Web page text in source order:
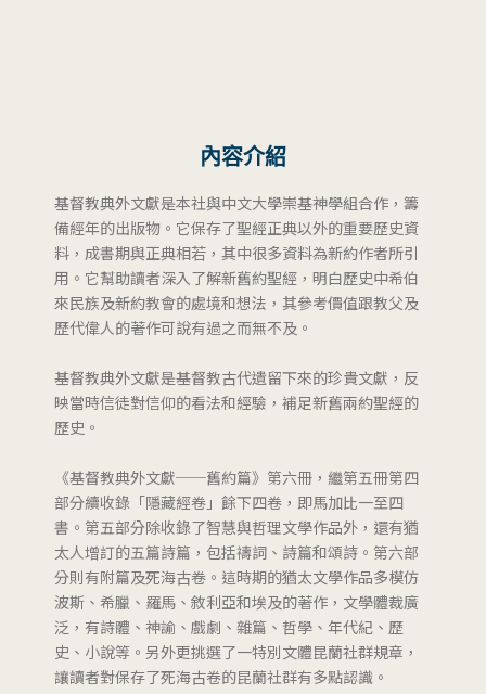
內容介紹
基督教典外文獻是本社與中文大學崇基神學組合作，籌
備經年的出版物。它保存了聖經正典以外的重要歷史資
料，成書期與正典相若，其中很多資料為新約作者所引
用。它幫助讀者深入了解新舊約聖經，明白歷史中希伯
來民族及新約教會的處境和想法，其參考價值跟教父及
歷代偉人的著作可說有過之而無不及。
基督教典外文獻是基督教古代遺留下來的珍貴文獻，反
映當時信徒對信仰的看法和經驗，補足新舊兩約聖經的
歷史。
《基督教典外文獻──舊約篇》第六冊，繼第五冊第四
部分續收錄「隱藏經卷」餘下四卷，即馬加比一至四
書。第五部分除收錄了智慧與哲理文學作品外，還有猶
太人增訂的五篇詩篇，包括禱詞、詩篇和頌詩。第六部
分則有附篇及死海古卷。這時期的猶太文學作品多模仿
波斯、希臘、羅馬、敘利亞和埃及的著作，文學體裁廣
泛，有詩體、神諭、戲劇、雜篇、哲學、年代紀、歷
史、小說等。另外更挑選了一特別文體昆蘭社群規章，
讓讀者對保存了死海古卷的昆蘭社群有多點認識。